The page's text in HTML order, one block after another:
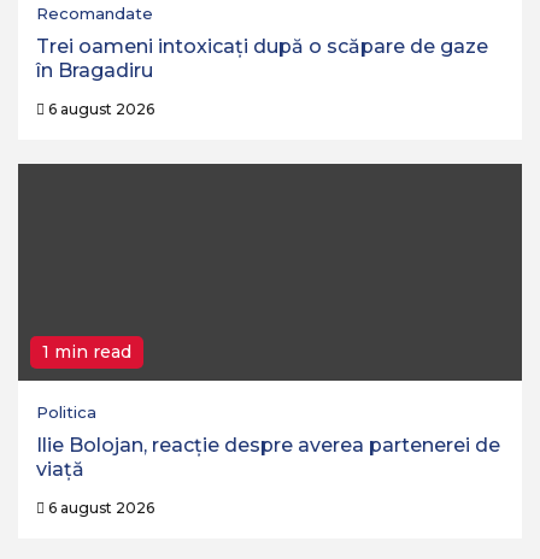
Recomandate
Trei oameni intoxicați după o scăpare de gaze
în Bragadiru
6 august 2026
1 min read
Politica
Ilie Bolojan, reacție despre averea partenerei de
viață
6 august 2026